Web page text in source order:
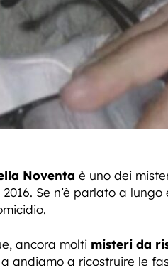
Noventa è uno dei
Se n’è parlato a
ancora molti misteri da
andiamo a ricostruire le